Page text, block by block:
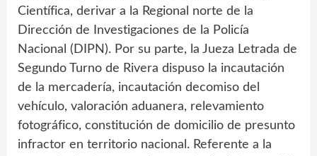
Científica, derivar a la Regional norte de la
Dirección de Investigaciones de la Policía
Nacional (DIPN). Por su parte, la Jueza Letrada de
Segundo Turno de Rivera dispuso la incautación
de la mercadería, incautación decomiso del
vehículo, valoración aduanera, relevamiento
fotográfico, constitución de domicilio de presunto
infractor en territorio nacional. Referente a la